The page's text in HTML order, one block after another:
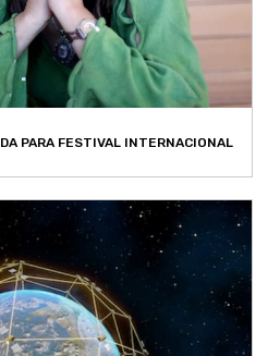
PARA FESTIVAL INTERNACIONAL